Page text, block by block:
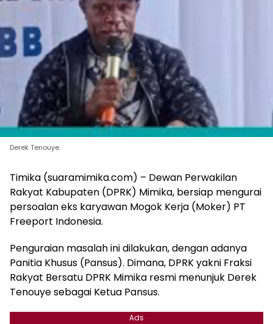
Derek Tenouye.
Timika (suaramimika.com) – Dewan Perwakilan
Rakyat Kabupaten (DPRK) Mimika, bersiap mengurai
persoalan eks karyawan Mogok Kerja (Moker) PT
Freeport Indonesia.
Penguraian masalah ini dilakukan, dengan adanya
Panitia Khusus (Pansus). Dimana, DPRK yakni Fraksi
Rakyat Bersatu DPRK Mimika resmi menunjuk Derek
Tenouye sebagai Ketua Pansus.
Ads